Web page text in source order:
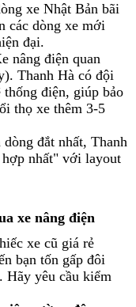
xe Nhật Bản bãi
các dòng xe mới
đại.
nâng điện quan
Thanh Hà có đội
thống điện, giúp bảo
thọ xe thêm 3-5
đắt nhất, Thanh
nhất" với layout
xe nâng điện
xe cũ giá rẻ
bạn tốn gấp đôi
Hãy yêu cầu kiểm